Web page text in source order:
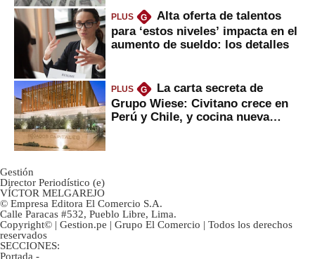
PLUS G
Alta oferta de talentos
para ‘estos niveles’ impacta en el
aumento de sueldo: los detalles
PLUS G
La carta secreta de
Grupo Wiese: Civitano crece en
Perú y Chile, y cocina nueva
Gestión
Director Periodístico (e)
VÍCTOR MELGAREJO
© Empresa Editora El Comercio S.A.
Calle Paracas #532, Pueblo Libre, Lima.
Copyright© | Gestion.pe | Grupo El Comercio | Todos los derechos
reservados
SECCIONES:
Portada -